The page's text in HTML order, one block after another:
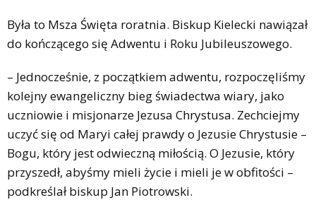
Była to Msza Święta roratnia. Biskup Kielecki nawiązał
do kończącego się Adwentu i Roku Jubileuszowego.
– Jednocześnie, z początkiem adwentu, rozpoczęliśmy
kolejny ewangeliczny bieg świadectwa wiary, jako
uczniowie i misjonarze Jezusa Chrystusa. Zechciejmy
uczyć się od Maryi całej prawdy o Jezusie Chrystusie –
Bogu, który jest odwieczną miłością. O Jezusie, który
przyszedł, abyśmy mieli życie i mieli je w obfitości –
podkreślał biskup Jan Piotrowski.